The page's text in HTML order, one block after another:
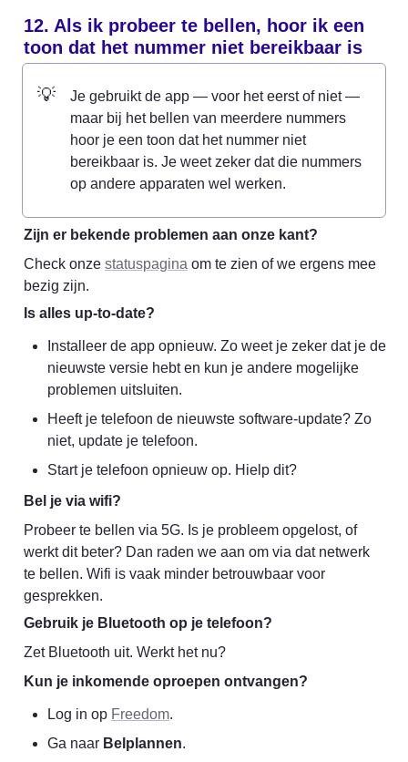
12. Als ik probeer te bellen, hoor ik een
toon dat het nummer niet bereikbaar is
💡
Je gebruikt de app — voor het eerst of niet —
maar bij het bellen van meerdere nummers
hoor je een toon dat het nummer niet
bereikbaar is. Je weet zeker dat die nummers
op andere apparaten wel werken.
Zijn er bekende problemen aan onze kant?
Check onze statuspagina om te zien of we ergens mee
bezig zijn.
Is alles up-to-date?
Installeer de app opnieuw. Zo weet je zeker dat je de
nieuwste versie hebt en kun je andere mogelijke
problemen uitsluiten.
Heeft je telefoon de nieuwste software-update? Zo
niet, update je telefoon.
Start je telefoon opnieuw op. Hielp dit?
Bel je via wifi?
Probeer te bellen via 5G. Is je probleem opgelost, of
werkt dit beter? Dan raden we aan om via dat netwerk
te bellen. Wifi is vaak minder betrouwbaar voor
gesprekken.
Gebruik je Bluetooth op je telefoon?
Zet Bluetooth uit. Werkt het nu?
Kun je inkomende oproepen ontvangen?
Log in op Freedom.
Ga naar Belplannen.